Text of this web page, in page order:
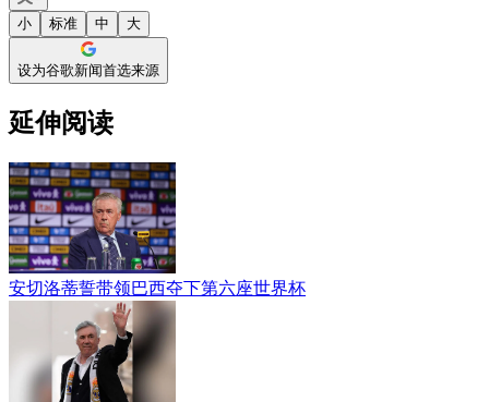
小 标准 中 大
设为谷歌新闻首选来源
延伸阅读
安切洛蒂誓带领巴西夺下第六座世界杯